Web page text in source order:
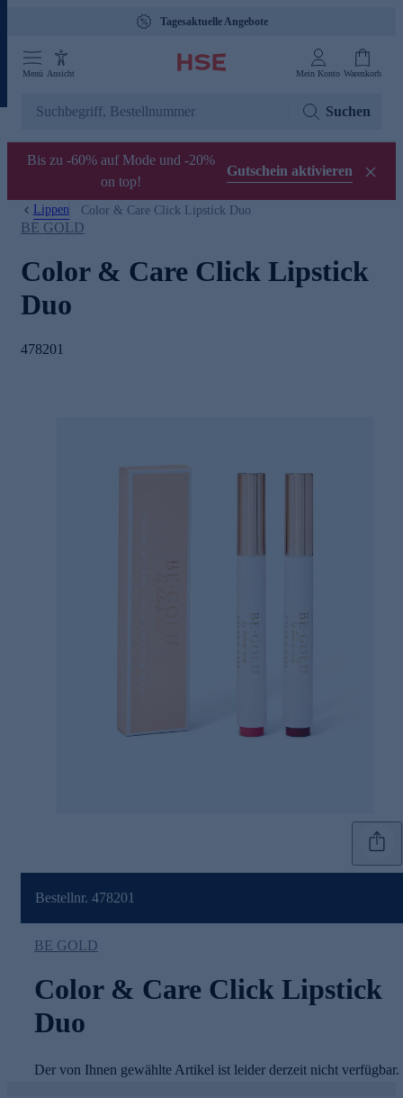
Tagesaktuelle Angebote
Menü Ansicht Mein Konto Warenkorb
Suchen
Bis zu -60% auf Mode und -20%
on top!
Gutschein aktivieren
Lippen Color & Care Click Lipstick Duo
BE GOLD
Color & Care Click Lipstick
Duo
478201
Bestellnr. 478201
BE GOLD
Color & Care Click Lipstick
Duo
Der von Ihnen gewählte Artikel ist leider derzeit nicht verfügbar.